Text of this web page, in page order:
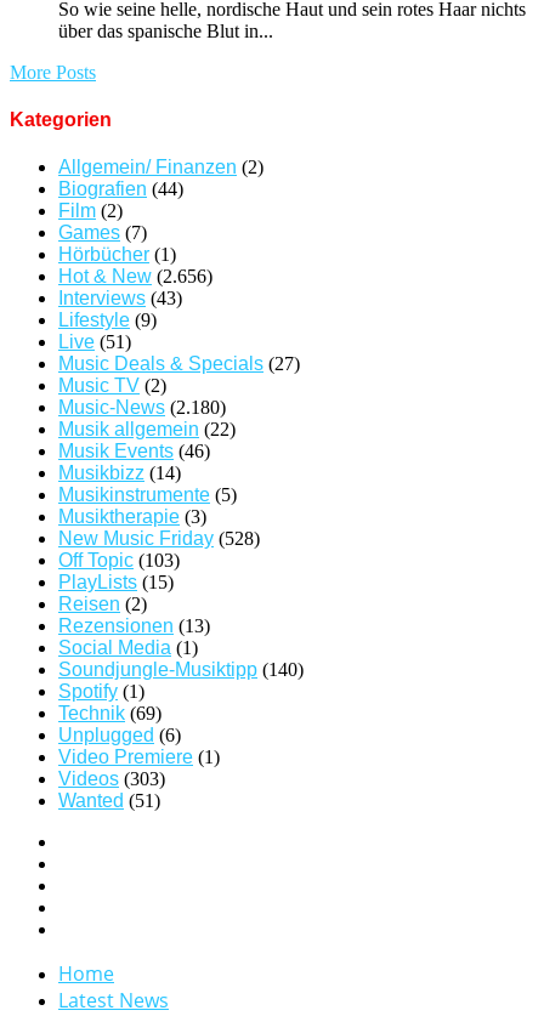
So wie seine helle, nordische Haut und sein rotes Haar nichts
über das spanische Blut in...
More Posts
Kategorien
Allgemein/ Finanzen (2)
Biografien (44)
Film (2)
Games (7)
Hörbücher (1)
Hot & New (2.656)
Interviews (43)
Lifestyle (9)
Live (51)
Music Deals & Specials (27)
Music TV (2)
Music-News (2.180)
Musik allgemein (22)
Musik Events (46)
Musikbizz (14)
Musikinstrumente (5)
Musiktherapie (3)
New Music Friday (528)
Off Topic (103)
PlayLists (15)
Reisen (2)
Rezensionen (13)
Social Media (1)
Soundjungle-Musiktipp (140)
Spotify (1)
Technik (69)
Unplugged (6)
Video Premiere (1)
Videos (303)
Wanted (51)
Home
Latest News